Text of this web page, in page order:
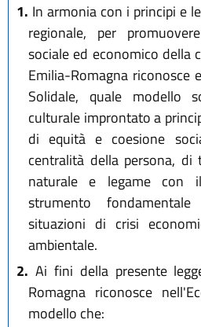
1. In armonia con i principi e
regionale, per
sociale ed economico della
Emilia-Romagna riconosce
Solidale, quale modello
culturale improntato a
di equità e coesione
centralità della persona,
naturale e legame con
strumento
situazioni di crisi
ambientale.
2. Ai fini della presente
Romagna riconosce
modello che: